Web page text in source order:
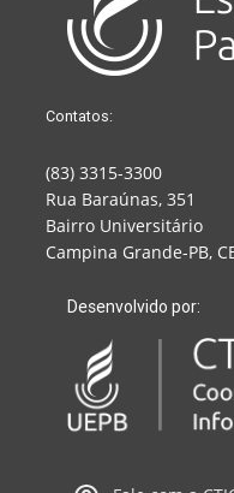
Contatos:
(83) 3315-3300
Rua Baraúnas, 351
Bairro Universitário
Campina Grande-PB,
Desenvolvido por: